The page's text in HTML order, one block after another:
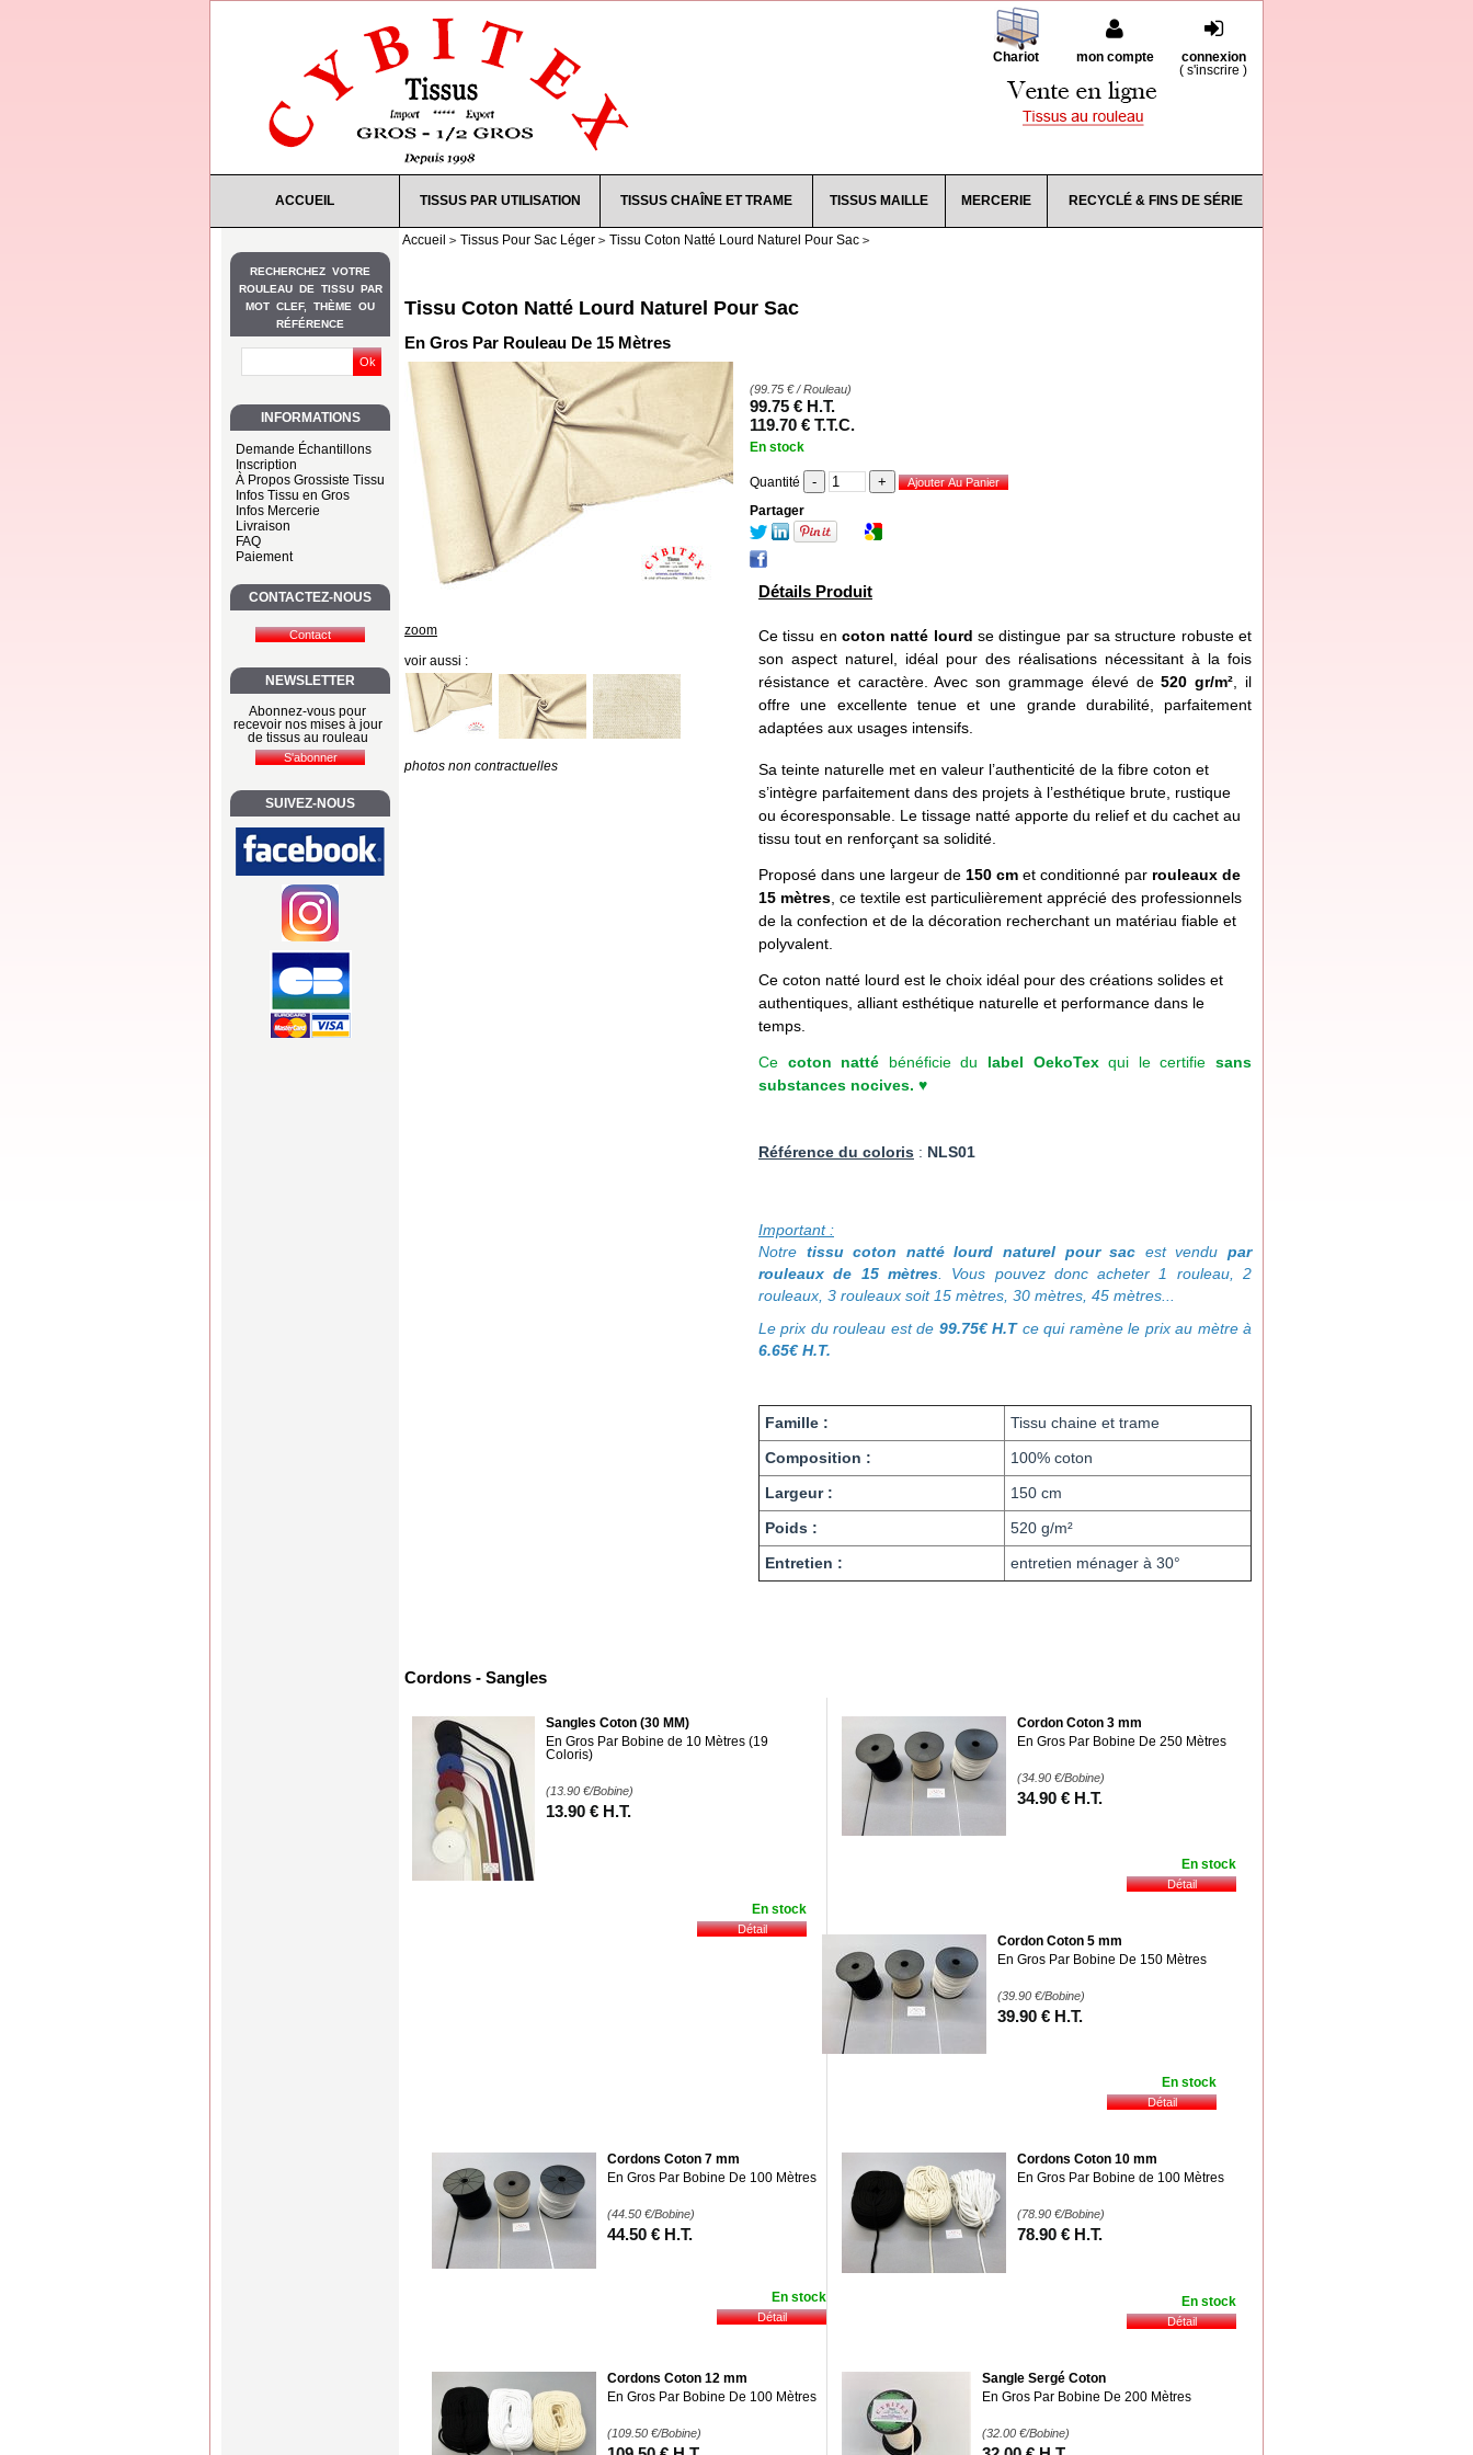
mon compte
connexion
( s'inscrire )
Chariot
ACCUEIL TISSUS PAR UTILISATION TISSUS CHAÎNE ET TRAME TISSUS MAILLE MERCERIE RECYCLÉ & FINS DE SÉRIE
INFORMATIONS
Demande Échantillons
Inscription
À Propos Grossiste Tissu
Infos Tissu en Gros
Infos Mercerie
Livraison
FAQ
Paiement
RECHERCHEZ VOTRE
ROULEAU DE TISSU PAR
MOT CLEF, THÈME OU
RÉFÉRENCE
CONTACTEZ-NOUS
NEWSLETTER
Abonnez-vous pour
recevoir nos mises à jour
de tissus au rouleau
SUIVEZ-NOUS
Accueil Tissus Pour Sac Léger Tissu Coton Natté Lourd Naturel Pour Sac
Tissu Coton Natté Lourd Naturel Pour Sac
En Gros Par Rouleau De 15 Mètres
zoom
voir aussi :
photos non contractuelles
(99.75 €/ Rouleau)
99.75 € H.T.
119.70 € T.T.C.
En stock
Quantité
Partager
Détails Produit
Ce tissu en coton natté lourd se distingue par sa structure robuste et
son aspect naturel, idéal pour des réalisations nécessitant à la fois
résistance et caractère. Avec son grammage élevé de520 gr/m² , il
offre une excellente tenue et une grande durabilité, parfaitement
adaptées aux usages intensifs.
Sa teinte naturelle met en valeur l’authenticité de la fibre coton et
s’intègre parfaitement dans des projets à l’esthétique brute, rustique
ou écoresponsable. Le tissage natté apporte du relief et du cachet au
tissu tout en renforçant sa solidité.
Proposé dans une largeur de 150 cm et conditionné par rouleaux de
15 mètres , ce textile est particulièrement apprécié des professionnels
de la confection et de la décoration recherchant un matériau fiable et
polyvalent.
Ce coton natté lourd est le choix idéal pour des créations solides et
authentiques, alliant esthétique naturelle et performance dans le
temps.
Ce coton natté bénéficie du label OekoTexqui le certifiesans
substances nocives. ♥
Référence du coloris : NLS01
Important :
Notre tissu coton natté lourd naturel pour sac est vendupar
rouleaux de 15 mètres. Vous pouvez donc acheter 1 rouleau, 2
rouleaux, 3 rouleaux soit 15 mètres, 30 mètres, 45 mètres...
Le prix du rouleau est de 99.75€ H.Tce qui ramène le prix au mètre à
6.65€ H.T.
Famille :
Tissu chaine et trame
Composition :
100% coton
Largeur :
150 cm
Poids :
520 g/m²
Entretien :
entretien ménager à 30°
Cordons - Sangles
Sangles Coton (30 MM)
En Gros Par Bobine de 10 Mètres (19
Coloris)
(13.90 €/Bobine)
13.90 € H.T.
En stock
Cordon Coton 3 mm
En Gros Par Bobine De 250 Mètres
(34.90 €/Bobine)
34.90 € H.T.
En stock
Cordon Coton 5 mm
En Gros Par Bobine De 150 Mètres
(39.90 €/Bobine)
39.90 € H.T.
En stock
Cordons Coton 7 mm
En Gros Par Bobine De 100 Mètres
(44.50 €/Bobine)
44.50 € H.T.
En stock
Cordons Coton 10 mm
En Gros Par Bobine de 100 Mètres
(78.90 €/Bobine)
78.90 € H.T.
En stock
Cordons Coton 12 mm
En Gros Par Bobine De 100 Mètres
(109.50 €/Bobine)
Sangle Sergé Coton
En Gros Par Bobine De 200 Mètres
(32.00 €/Bobine)